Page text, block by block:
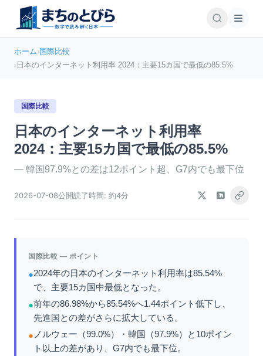
ホーム›国際比較
› 日本のインターネット利用率 2024：主要15カ国で最低の85.5%
国際比較
日本のインターネット利用率
2024：主要15カ国で最低の85.5%
— 韓国97.9%との差は12ポイント超、G7内でも最下位
2026-07-08公開読了時間: 約4分
国際比較 — ポイント
●2024年の日本のインターネット利用率は85.54%
で、主要15カ国中最低となった。
●前年の86.98%から85.54%へ1.44ポイント低下し、
先進国との差がさらに拡大している。
● ノルウェー（99.0%）・韓国（97.9%）と10ポイン
ト以上の差があり、G7内でも最下位。